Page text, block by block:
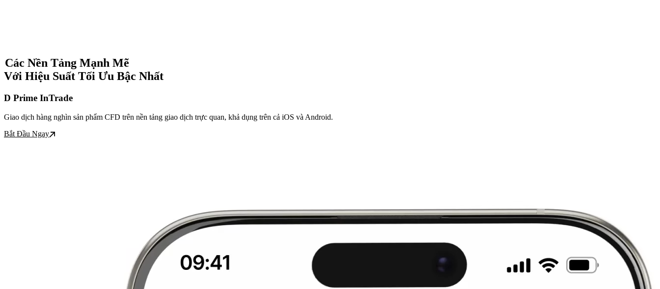
Các Nền Tảng Mạnh Mẽ
Với Hiệu Suất Tối Ưu Bậc Nhất
D Prime InTrade
Giao dịch hàng nghìn sản phẩm CFD trên nền tảng giao dịch trực quan, khả dụng trên cả iOS và Android.
Bắt Đầu Ngay